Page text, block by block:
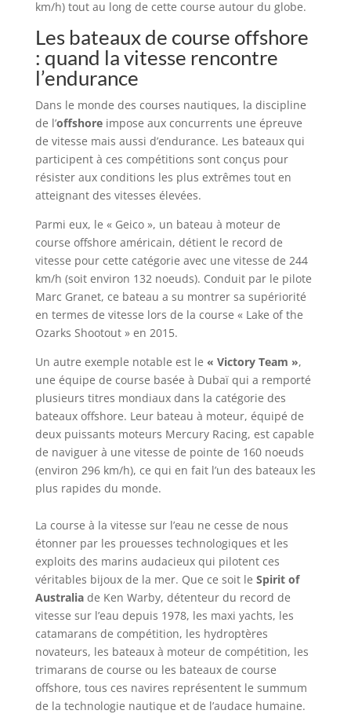
km/h) tout au long de cette course autour du globe.
Les bateaux de course offshore
: quand la vitesse rencontre
l’endurance
Dans le monde des courses nautiques, la discipline
de l’offshoreimpose aux concurrents une épreuve
de vitesse mais aussi d’endurance. Les bateaux qui
participent à ces compétitions sont conçus pour
résister aux conditions les plus extrêmes tout en
atteignant des vitesses élevées.
Parmi eux, le « Geico », un bateau à moteur de
course offshore américain, détient le record de
vitesse pour cette catégorie avec une vitesse de 244
km/h (soit environ 132 noeuds). Conduit par le pilote
Marc Granet, ce bateau a su montrer sa supériorité
en termes de vitesse lors de la course « Lake of the
Ozarks Shootout » en 2015.
Un autre exemple notable est le « Victory Team »,
une équipe de course basée à Dubaï qui a remporté
plusieurs titres mondiaux dans la catégorie des
bateaux offshore. Leur bateau à moteur, équipé de
deux puissants moteurs Mercury Racing, est capable
de naviguer à une vitesse de pointe de 160 noeuds
(environ 296 km/h), ce qui en fait l’un des bateaux les
plus rapides du monde.
La course à la vitesse sur l’eau ne cesse de nous
étonner par les prouesses technologiques et les
exploits des marins audacieux qui pilotent ces
véritables bijoux de la mer. Que ce soit le Spirit of
Australiade Ken Warby, détenteur du record de
vitesse sur l’eau depuis 1978, les maxi yachts, les
catamarans de compétition, les hydroptères
novateurs, les bateaux à moteur de compétition, les
trimarans de course ou les bateaux de course
offshore, tous ces navires représentent le summum
de la technologie nautique et de l’audace humaine.